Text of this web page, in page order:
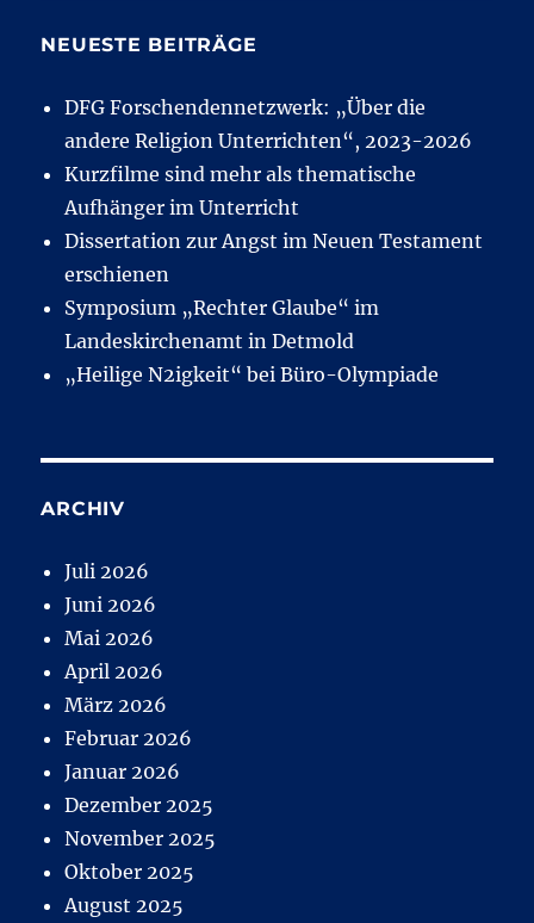
NEUESTE BEITRÄGE
DFG Forschendennetzwerk: „Über die
andere Religion Unterrichten“, 2023-2026
Kurzfilme sind mehr als thematische
Aufhänger im Unterricht
Dissertation zur Angst im Neuen Testament
erschienen
Symposium „Rechter Glaube“ im
Landeskirchenamt in Detmold
„Heilige N2igkeit“ bei Büro-Olympiade
ARCHIV
Juli 2026
Juni 2026
Mai 2026
April 2026
März 2026
Februar 2026
Januar 2026
Dezember 2025
November 2025
Oktober 2025
August 2025